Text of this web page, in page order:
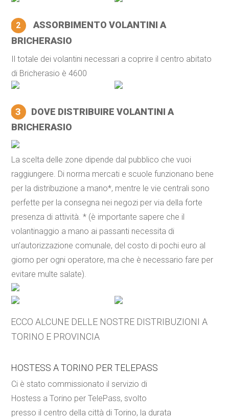
2
ASSORBIMENTO VOLANTINI A
BRICHERASIO
Il totale dei volantini necessari a coprire il centro abitato
di Bricherasio è 4600
3
DOVE DISTRIBUIRE VOLANTINI A
BRICHERASIO
La scelta delle zone dipende dal pubblico che vuoi
raggiungere. Di norma mercati e scuole funzionano bene
per la distribuzione a mano*, mentre le vie centrali sono
perfette per la consegna nei negozi per via della forte
presenza di attività. * (è importante sapere che il
volantinaggio a mano ai passanti necessita di
un’autorizzazione comunale, del costo di pochi euro al
giorno per ogni operatore, ma che è necessario fare per
evitare multe salate).
ECCO ALCUNE DELLE NOSTRE DISTRIBUZIONI A
TORINO E PROVINCIA
HOSTESS A TORINO PER TELEPASS
Ci è stato commissionato il servizio di
Hostess a Torino per TelePass, svolto
presso il centro della città di Torino, la durata